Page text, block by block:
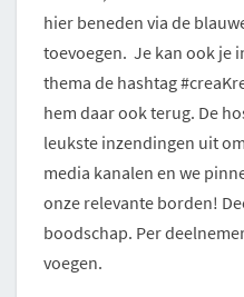
hier beneden via de
toevoegen. Je kan ook je
thema de hashtag
hem daar ook terug. De
leukste inzendingen uit
media kanalen en we
onze relevante borden!
boodschap. Per
voegen.